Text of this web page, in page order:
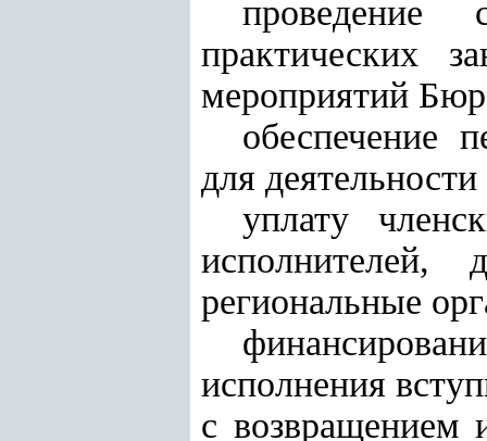
проведение
практических
мероприятий
обеспечение
для
уплату
исполнителей,
региональные
исполнения
с возвращением